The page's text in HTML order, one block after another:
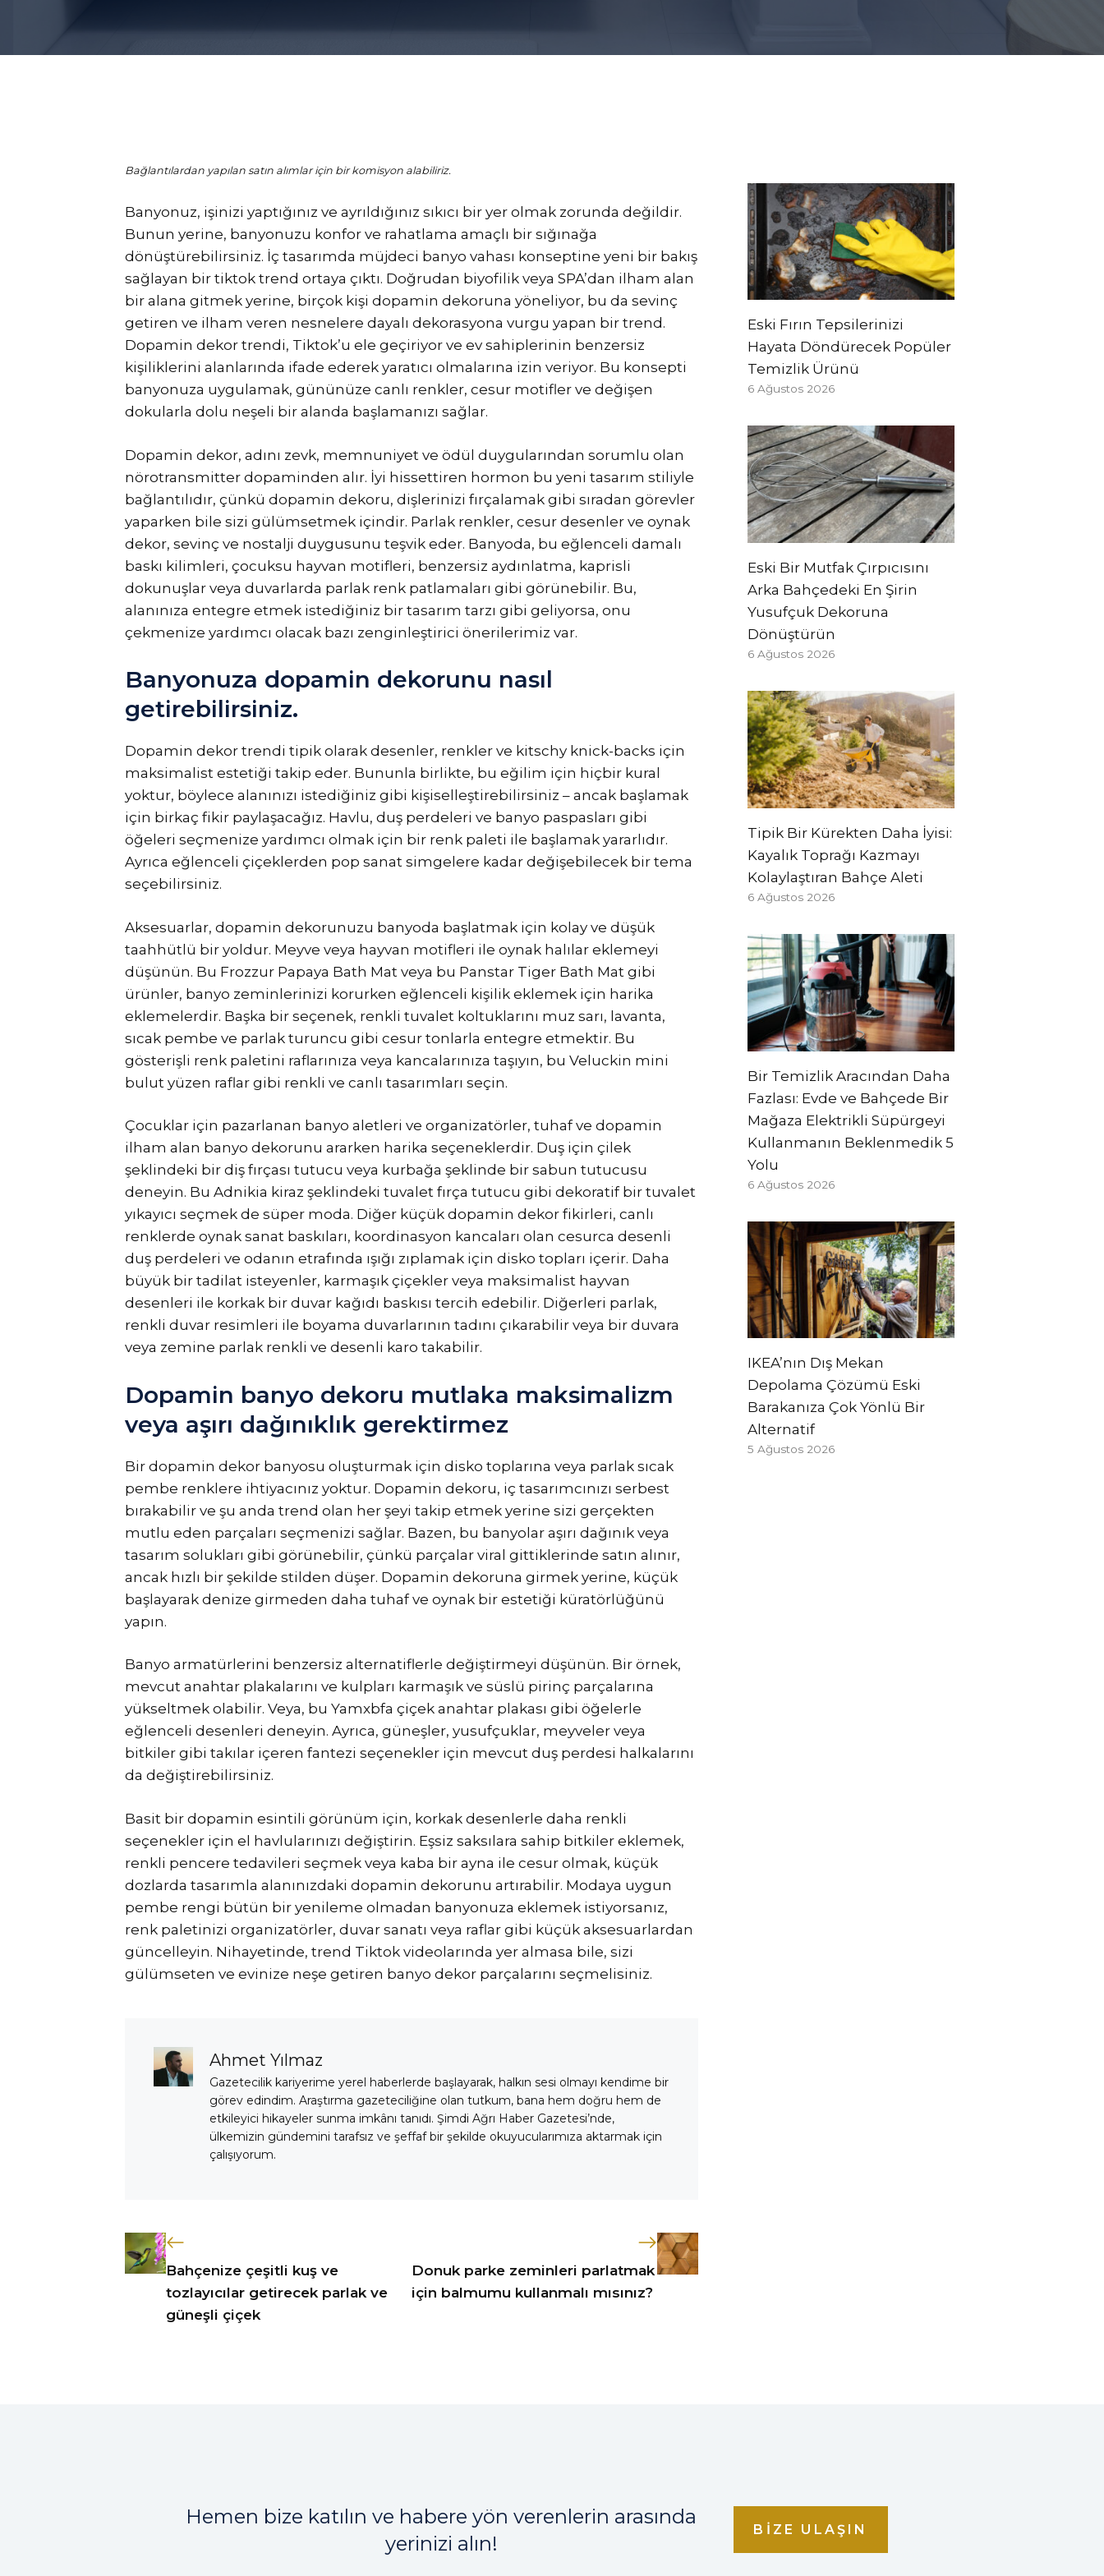
Bağlantılardan yapılan satın alımlar için bir komisyon alabiliriz.
Banyonuz, işinizi yaptığınız ve ayrıldığınız sıkıcı bir yer olmak zorunda değildir.
Bunun yerine, banyonuzu konfor ve rahatlama amaçlı bir sığınağa
dönüştürebilirsiniz. İç tasarımda müjdeci banyo vahası konseptine yeni bir bakış
sağlayan bir tiktok trend ortaya çıktı. Doğrudan biyofilik veya SPA’dan ilham alan
bir alana gitmek yerine, birçok kişi dopamin dekoruna yöneliyor, bu da sevinç
getiren ve ilham veren nesnelere dayalı dekorasyona vurgu yapan bir trend.
Dopamin dekor trendi, Tiktok’u ele geçiriyor ve ev sahiplerinin benzersiz
kişiliklerini alanlarında ifade ederek yaratıcı olmalarına izin veriyor. Bu konsepti
banyonuza uygulamak, gününüze canlı renkler, cesur motifler ve değişen
dokularla dolu neşeli bir alanda başlamanızı sağlar.
Dopamin dekor, adını zevk, memnuniyet ve ödül duygularından sorumlu olan
nörotransmitter dopaminden alır. İyi hissettiren hormon bu yeni tasarım stiliyle
bağlantılıdır, çünkü dopamin dekoru, dişlerinizi fırçalamak gibi sıradan görevler
yaparken bile sizi gülümsetmek içindir. Parlak renkler, cesur desenler ve oynak
dekor, sevinç ve nostalji duygusunu teşvik eder. Banyoda, bu eğlenceli damalı
baskı kilimleri, çocuksu hayvan motifleri, benzersiz aydınlatma, kaprisli
dokunuşlar veya duvarlarda parlak renk patlamaları gibi görünebilir. Bu,
alanınıza entegre etmek istediğiniz bir tasarım tarzı gibi geliyorsa, onu
çekmenize yardımcı olacak bazı zenginleştirici önerilerimiz var.
Banyonuza dopamin dekorunu nasıl
getirebilirsiniz.
Dopamin dekor trendi tipik olarak desenler, renkler ve kitschy knick-backs için
maksimalist estetiği takip eder. Bununla birlikte, bu eğilim için hiçbir kural
yoktur, böylece alanınızı istediğiniz gibi kişiselleştirebilirsiniz – ancak başlamak
için birkaç fikir paylaşacağız. Havlu, duş perdeleri ve banyo paspasları gibi
öğeleri seçmenize yardımcı olmak için bir renk paleti ile başlamak yararlıdır.
Ayrıca eğlenceli çiçeklerden pop sanat simgelere kadar değişebilecek bir tema
seçebilirsiniz.
Aksesuarlar, dopamin dekorunuzu banyoda başlatmak için kolay ve düşük
taahhütlü bir yoldur. Meyve veya hayvan motifleri ile oynak halılar eklemeyi
düşünün. Bu Frozzur Papaya Bath Mat veya bu Panstar Tiger Bath Mat gibi
ürünler, banyo zeminlerinizi korurken eğlenceli kişilik eklemek için harika
eklemelerdir. Başka bir seçenek, renkli tuvalet koltuklarını muz sarı, lavanta,
sıcak pembe ve parlak turuncu gibi cesur tonlarla entegre etmektir. Bu
gösterişli renk paletini raflarınıza veya kancalarınıza taşıyın, bu Veluckin mini
bulut yüzen raflar gibi renkli ve canlı tasarımları seçin.
Çocuklar için pazarlanan banyo aletleri ve organizatörler, tuhaf ve dopamin
ilham alan banyo dekorunu ararken harika seçeneklerdir. Duş için çilek
şeklindeki bir diş fırçası tutucu veya kurbağa şeklinde bir sabun tutucusu
deneyin. Bu Adnikia kiraz şeklindeki tuvalet fırça tutucu gibi dekoratif bir tuvalet
yıkayıcı seçmek de süper moda. Diğer küçük dopamin dekor fikirleri, canlı
renklerde oynak sanat baskıları, koordinasyon kancaları olan cesurca desenli
duş perdeleri ve odanın etrafında ışığı zıplamak için disko topları içerir. Daha
büyük bir tadilat isteyenler, karmaşık çiçekler veya maksimalist hayvan
desenleri ile korkak bir duvar kağıdı baskısı tercih edebilir. Diğerleri parlak,
renkli duvar resimleri ile boyama duvarlarının tadını çıkarabilir veya bir duvara
veya zemine parlak renkli ve desenli karo takabilir.
Dopamin banyo dekoru mutlaka maksimalizm
veya aşırı dağınıklık gerektirmez
Bir dopamin dekor banyosu oluşturmak için disko toplarına veya parlak sıcak
pembe renklere ihtiyacınız yoktur. Dopamin dekoru, iç tasarımcınızı serbest
bırakabilir ve şu anda trend olan her şeyi takip etmek yerine sizi gerçekten
mutlu eden parçaları seçmenizi sağlar. Bazen, bu banyolar aşırı dağınık veya
tasarım solukları gibi görünebilir, çünkü parçalar viral gittiklerinde satın alınır,
ancak hızlı bir şekilde stilden düşer. Dopamin dekoruna girmek yerine, küçük
başlayarak denize girmeden daha tuhaf ve oynak bir estetiği küratörlüğünü
yapın.
Banyo armatürlerini benzersiz alternatiflerle değiştirmeyi düşünün. Bir örnek,
mevcut anahtar plakalarını ve kulpları karmaşık ve süslü pirinç parçalarına
yükseltmek olabilir. Veya, bu Yamxbfa çiçek anahtar plakası gibi öğelerle
eğlenceli desenleri deneyin. Ayrıca, güneşler, yusufçuklar, meyveler veya
bitkiler gibi takılar içeren fantezi seçenekler için mevcut duş perdesi halkalarını
da değiştirebilirsiniz.
Basit bir dopamin esintili görünüm için, korkak desenlerle daha renkli
seçenekler için el havlularınızı değiştirin. Eşsiz saksılara sahip bitkiler eklemek,
renkli pencere tedavileri seçmek veya kaba bir ayna ile cesur olmak, küçük
dozlarda tasarımla alanınızdaki dopamin dekorunu artırabilir. Modaya uygun
pembe rengi bütün bir yenileme olmadan banyonuza eklemek istiyorsanız,
renk paletinizi organizatörler, duvar sanatı veya raflar gibi küçük aksesuarlardan
güncelleyin. Nihayetinde, trend Tiktok videolarında yer almasa bile, sizi
gülümseten ve evinize neşe getiren banyo dekor parçalarını seçmelisiniz.
Ahmet Yılmaz
Gazetecilik kariyerime yerel haberlerde başlayarak, halkın sesi olmayı kendime bir
görev edindim. Araştırma gazeteciliğine olan tutkum, bana hem doğru hem de
etkileyici hikayeler sunma imkânı tanıdı. Şimdi Ağrı Haber Gazetesi’nde,
ülkemizin gündemini tarafsız ve şeffaf bir şekilde okuyucularımıza aktarmak için
çalışıyorum.
Bahçenize çeşitli kuş ve
tozlayıcılar getirecek parlak ve
güneşli çiçek
Donuk parke zeminleri parlatmak
için balmumu kullanmalı mısınız?
Eski Fırın Tepsilerinizi
Hayata Döndürecek Popüler
Temizlik Ürünü
6 Ağustos 2026
Eski Bir Mutfak Çırpıcısını
Arka Bahçedeki En Şirin
Yusufçuk Dekoruna
Dönüştürün
6 Ağustos 2026
Tipik Bir Kürekten Daha İyisi:
Kayalık Toprağı Kazmayı
Kolaylaştıran Bahçe Aleti
6 Ağustos 2026
Bir Temizlik Aracından Daha
Fazlası: Evde ve Bahçede Bir
Mağaza Elektrikli Süpürgeyi
Kullanmanın Beklenmedik 5
Yolu
6 Ağustos 2026
IKEA’nın Dış Mekan
Depolama Çözümü Eski
Barakanıza Çok Yönlü Bir
Alternatif
5 Ağustos 2026
Hemen bize katılın ve habere yön verenlerin arasında
yerinizi alın!
BIZE ULAŞIN